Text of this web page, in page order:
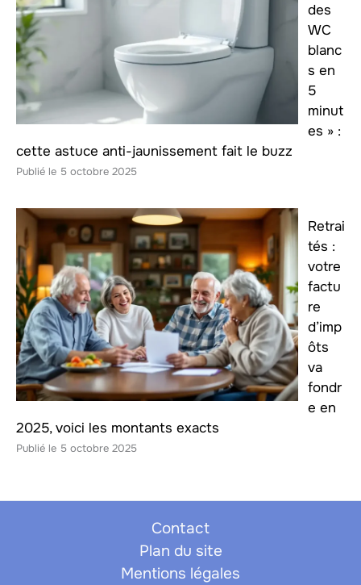
des
WC
blanc
s en
5
minut
es » :
cette astuce anti-jaunissement fait le buzz
5 octobre 2025
Retrai
tés :
votre
factu
re
d’imp
ôts
va
fondr
e en
2025, voici les montants exacts
5 octobre 2025
Contact
Plan du site
Mentions légales